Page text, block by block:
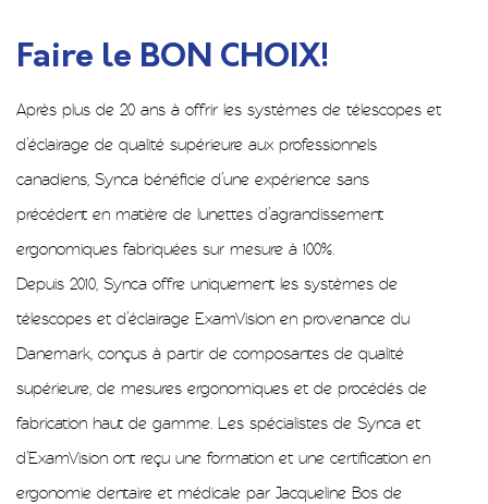
Faire le BON CHOIX!
Après plus de 20 ans à offrir les systèmes de télescopes et
d’éclairage de qualité supérieure aux professionnels
canadiens, Synca bénéficie d’une expérience sans
précédent en matière de lunettes d’agrandissement
ergonomiques fabriquées sur mesure à 100%.
Depuis 2010, Synca offre uniquement les systèmes de
télescopes et d’éclairage ExamVision en provenance du
Danemark, conçus à partir de composantes de qualité
supérieure, de mesures ergonomiques et de procédés de
fabrication haut de gamme. Les spécialistes de Synca et
d’ExamVision ont reçu une formation et une certification en
ergonomie dentaire et médicale par Jacqueline Bos de